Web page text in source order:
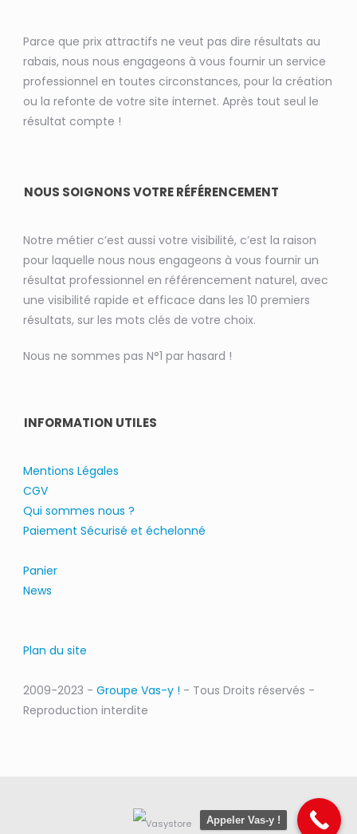
Parce que prix attractifs ne veut pas dire résultats au
rabais, nous nous engageons à vous fournir un service
professionnel en toutes circonstances, pour la création
ou la refonte de votre site internet. Après tout seul le
résultat compte !
NOUS SOIGNONS VOTRE RÉFÉRENCEMENT
Notre métier c’est aussi votre visibilité, c’est la raison
pour laquelle nous nous engageons à vous fournir un
résultat professionnel en référencement naturel, avec
une visibilité rapide et efficace dans les 10 premiers
résultats, sur les mots clés de votre choix.
Nous ne sommes pas N°1 par hasard !
INFORMATION UTILES
Mentions Légales
CGV
Qui sommes nous ?
Paiement Sécurisé et échelonné
Panier
News
Plan du site
2009-2023 - Groupe Vas-y ! - Tous Droits réservés -
Reproduction interdite
Appeler Vas-y !